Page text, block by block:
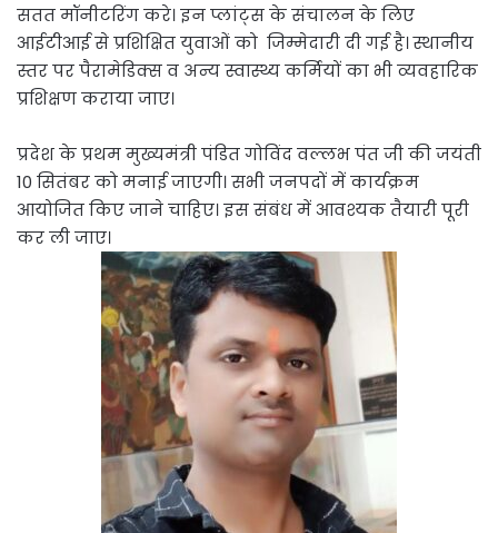
सतत मॉनीटरिंग करे। इन प्लांट्स के संचालन के लिए
आईटीआई से प्रशिक्षित युवाओं को जिम्मेदारी दी गई है। स्थानीय
स्तर पर पैरामेडिक्स व अन्य स्वास्थ्य कर्मियों का भी व्यवहारिक
प्रशिक्षण कराया जाए।
प्रदेश के प्रथम मुख्यमंत्री पंडित गोविंद वल्लभ पंत जी की जयंती
10 सितंबर को मनाई जाएगी। सभी जनपदों में कार्यक्रम
आयोजित किए जाने चाहिए। इस संबंध में आवश्यक तैयारी पूरी
कर ली जाए।